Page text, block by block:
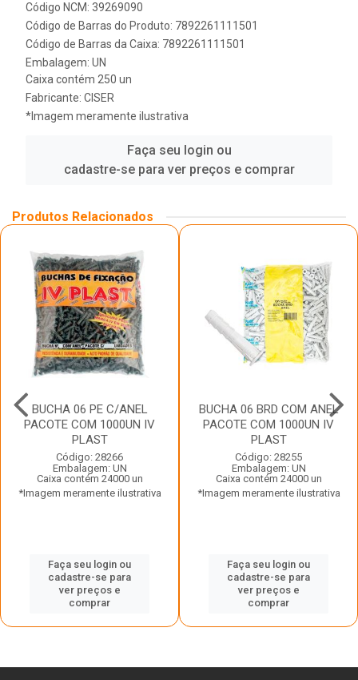
Código NCM: 39269090
Código de Barras do Produto: 7892261111501
Código de Barras da Caixa: 7892261111501
Embalagem: UN
Caixa contém 250 un
Fabricante: CISER
*Imagem meramente ilustrativa
Faça seu login ou
cadastre-se para ver preços e comprar
Produtos Relacionados
BUCHA 06 PE C/ANEL
PACOTE COM 1000UN IV
PLAST
Código: 28266
Embalagem: UN
Caixa contém 24000 un
*Imagem meramente ilustrativa
Faça seu login ou
cadastre-se para
ver preços e
comprar
BUCHA 06 BRD COM ANEL
PACOTE COM 1000UN IV
PLAST
Código: 28255
Embalagem: UN
Caixa contém 24000 un
*Imagem meramente ilustrativa
Faça seu login ou
cadastre-se para
ver preços e
comprar